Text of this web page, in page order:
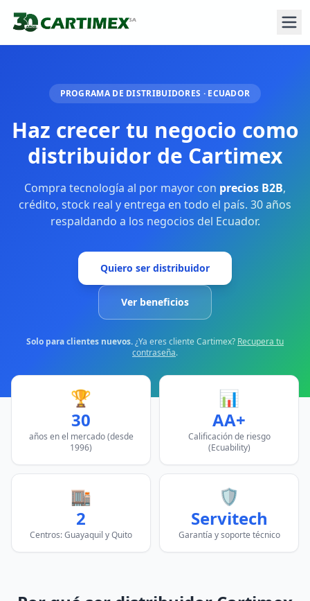
PROGRAMA DE DISTRIBUIDORES · ECUADOR
Haz crecer tu negocio como
distribuidor de Cartimex
Compra tecnología al por mayor con precios B2B,
crédito, stock real y entrega en todo el país. 30 años
respaldando a los negocios del Ecuador.
Quiero ser distribuidor
Ver beneficios
Solo para clientes nuevos.¿Ya eres cliente Cartimex? Recupera tu
contraseña.
🏆
30
años en el mercado (desde
1996)
📊
AA+
Calificación de riesgo
(Ecuability)
🏬
2
Centros: Guayaquil y Quito
🛡️
Servitech
Garantía y soporte técnico